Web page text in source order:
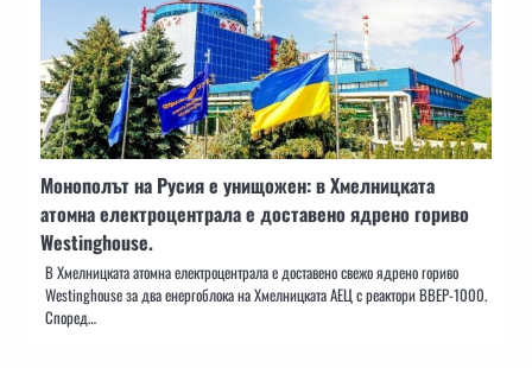
Монополът на Русия е унищожен: в Хмелницката
атомна електроцентрала е доставено ядрено гориво
Westinghouse.
В Хмелницката атомна електроцентрала е доставено свежо ядрено гориво
Westinghouse за два енергоблока на Хмелницката АЕЦ с реактори ВВЕР-1000.
Според…